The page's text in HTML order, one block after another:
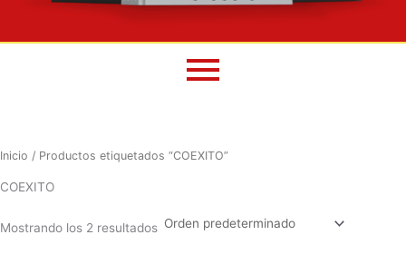
Inicio / Productos etiquetados “COEXITO”
COEXITO
Mostrando los 2 resultados